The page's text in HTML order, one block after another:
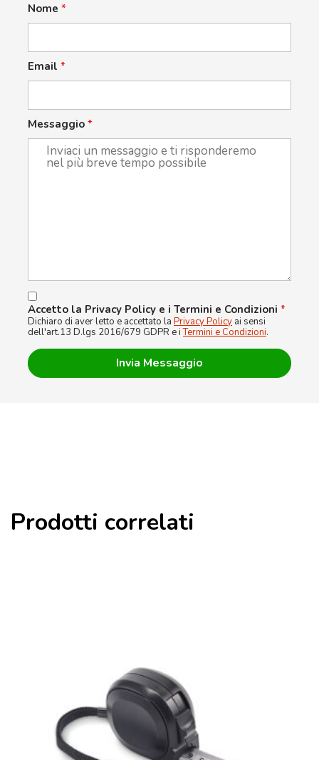
Nome *
Email *
Messaggio *
Accetto la Privacy Policy e i Termini e Condizioni *
Dichiaro di aver letto e accettato la Privacy Policy ai sensi
dell'art.13 D.lgs 2016/679 GDPR e iTermini e Condizioni.
Prodotti correlati